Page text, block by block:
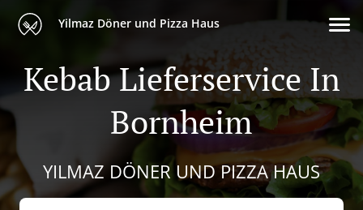
Yilmaz Döner und Pizza Haus
Kebab Lieferservice In
Bornheim
YILMAZ DÖNER UND PIZZA HAUS